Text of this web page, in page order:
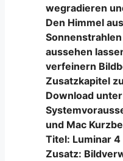
wegradieren
Den Himmel
aussehen
verfeinern
Zusatzkapitel
Download
und Mac
Titel: Luminar 4
Zusatz: